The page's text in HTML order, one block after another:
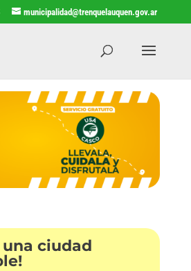
municipalidad@trenquelauquen.gov.ar
ciudad